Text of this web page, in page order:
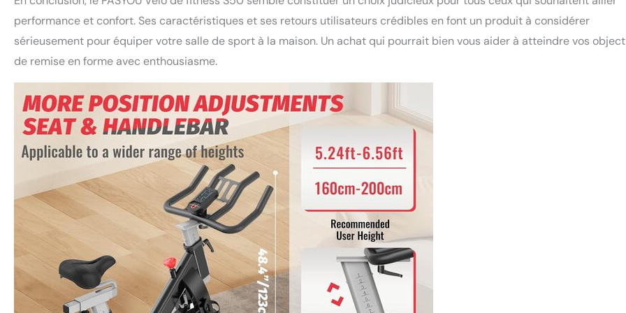
performance et confort. Ses caractéristiques et ses retours utilisateurs crédibles en font un produit à considérer
sérieusement pour équiper votre salle de sport à la maison. Un achat qui pourrait bien vous aider à atteindre vos
de remise en forme avec enthousiasme.